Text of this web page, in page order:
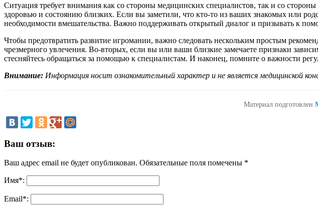
Ситуация требует внимания как со стороны медицинских специалистов, так и со
здоровью и состоянию близких. Если вы заметили, что кто-то из ваших знакомых или
необходимости вмешательства. Важно поддерживать открытый диалог и призывать к
Чтобы предотвратить развитие игромании, важно следовать нескольким простым
чрезмерного увлечения. Во-вторых, если вы или ваши близкие замечаете признаки
стесняйтесь обращаться за помощью к специалистам. И наконец, помните о важности
Внимание: Информация носит ознакомительный характер и не является медицинской
Материал подготовлен
Ваш отзыв:
Ваш адрес email не будет опубликован. Обязательные поля помечены *
Имя*:
Email*: